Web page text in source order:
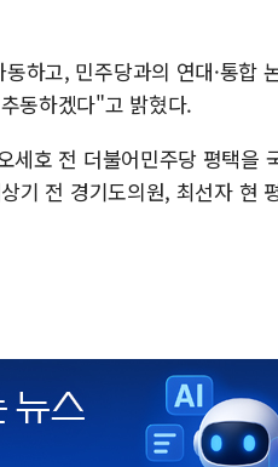
하고, 민주당과의 연대·통합
동하겠다"고 밝혔다.
호 전 더불어민주당 평택을
기 전 경기도의원, 최선자 현